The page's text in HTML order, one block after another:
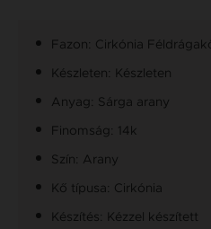
Fazon: Cirkónia
Készleten: Készleten
Anyag: Sárga arany
Finomság: 14k
Szín: Arany
Kő típusa: Cirkónia
Készítés: Kézzel készített